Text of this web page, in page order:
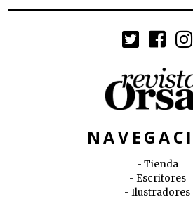
Tienda
Escritores
Ilustradores